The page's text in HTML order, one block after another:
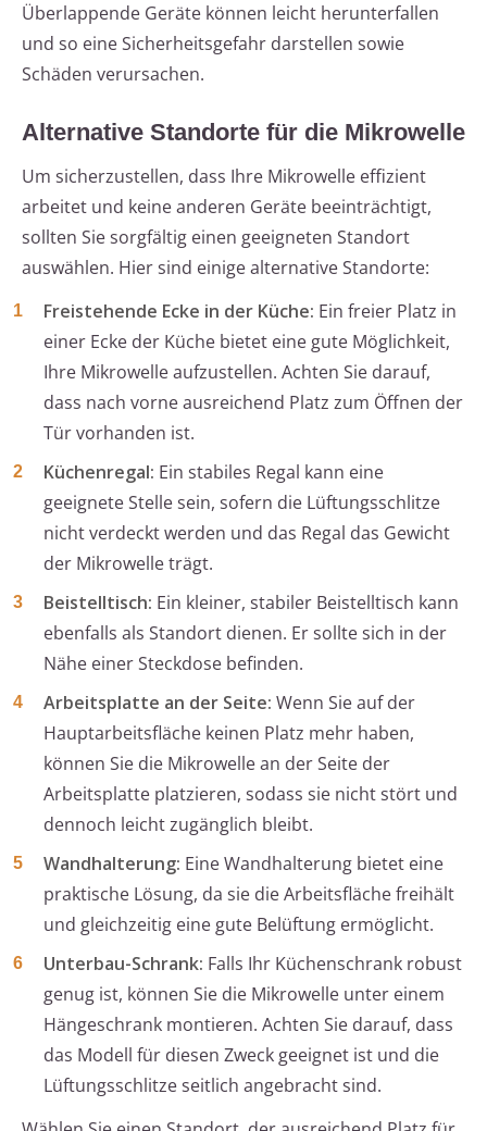
Überlappende Geräte können leicht herunterfallen
und so eine Sicherheitsgefahr darstellen sowie
Schäden verursachen.
Alternative Standorte für die Mikrowelle
Um sicherzustellen, dass Ihre Mikrowelle effizient
arbeitet und keine anderen Geräte beeinträchtigt,
sollten Sie sorgfältig einen geeigneten Standort
auswählen. Hier sind einige alternative Standorte:
Freistehende Ecke in der Küche: Ein freier Platz in
einer Ecke der Küche bietet eine gute Möglichkeit,
Ihre Mikrowelle aufzustellen. Achten Sie darauf,
dass nach vorne ausreichend Platz zum Öffnen der
Tür vorhanden ist.
Küchenregal: Ein stabiles Regal kann eine
geeignete Stelle sein, sofern die Lüftungsschlitze
nicht verdeckt werden und das Regal das Gewicht
der Mikrowelle trägt.
Beistelltisch: Ein kleiner, stabiler Beistelltisch kann
ebenfalls als Standort dienen. Er sollte sich in der
Nähe einer Steckdose befinden.
Arbeitsplatte an der Seite: Wenn Sie auf der
Hauptarbeitsfläche keinen Platz mehr haben,
können Sie die Mikrowelle an der Seite der
Arbeitsplatte platzieren, sodass sie nicht stört und
dennoch leicht zugänglich bleibt.
Wandhalterung: Eine Wandhalterung bietet eine
praktische Lösung, da sie die Arbeitsfläche freihält
und gleichzeitig eine gute Belüftung ermöglicht.
Unterbau-Schrank: Falls Ihr Küchenschrank robust
genug ist, können Sie die Mikrowelle unter einem
Hängeschrank montieren. Achten Sie darauf, dass
das Modell für diesen Zweck geeignet ist und die
Lüftungsschlitze seitlich angebracht sind.